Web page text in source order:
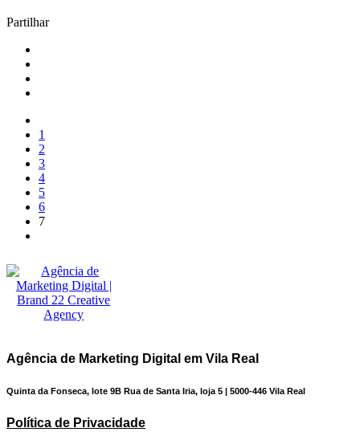
Partilhar
1
2
3
4
5
6
7
Agência de Marketing Digital em Vila Real
Quinta da Fonseca, lote 9B Rua de Santa Iria, loja 5 | 5000-446 Vila Real
Política de Privacidade